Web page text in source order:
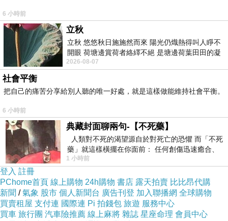
6 小時前
立秋
立秋 悠悠秋日施施然而來 陽光仍熾熱得叫人睜不
開眼 荷塘邊賞荷者絡繹不絕 是塘邊荷葉田田的凝
望 風中飄逸的是映日荷花別樣紅
2026-08-07
社會平衡
把自己的痛苦分享給別人聽的唯一好處，就是這樣做能維持社會平衡。
6 小時前
典藏封面聊兩句-【不死藥】
人類對不死的渴望源自於對死亡的恐懼 而「不死
藥」就這樣橫擺在你面前： 任何創傷迅速癒合、
停止衰老、痛覺消失…堪
1 小時前
登入 註冊
PChome首頁 線上購物 24h購物 書店 露天拍賣 比比昂代購
新聞 /氣象 股市 個人新聞台 廣告刊登 加入聯播網 全球購物
買賣租屋 支付連 國際連 Pi 拍錢包 旅遊 服務中心
買車 旅行團 汽車險推薦 線上麻將 雜誌 星座命理 會員中心